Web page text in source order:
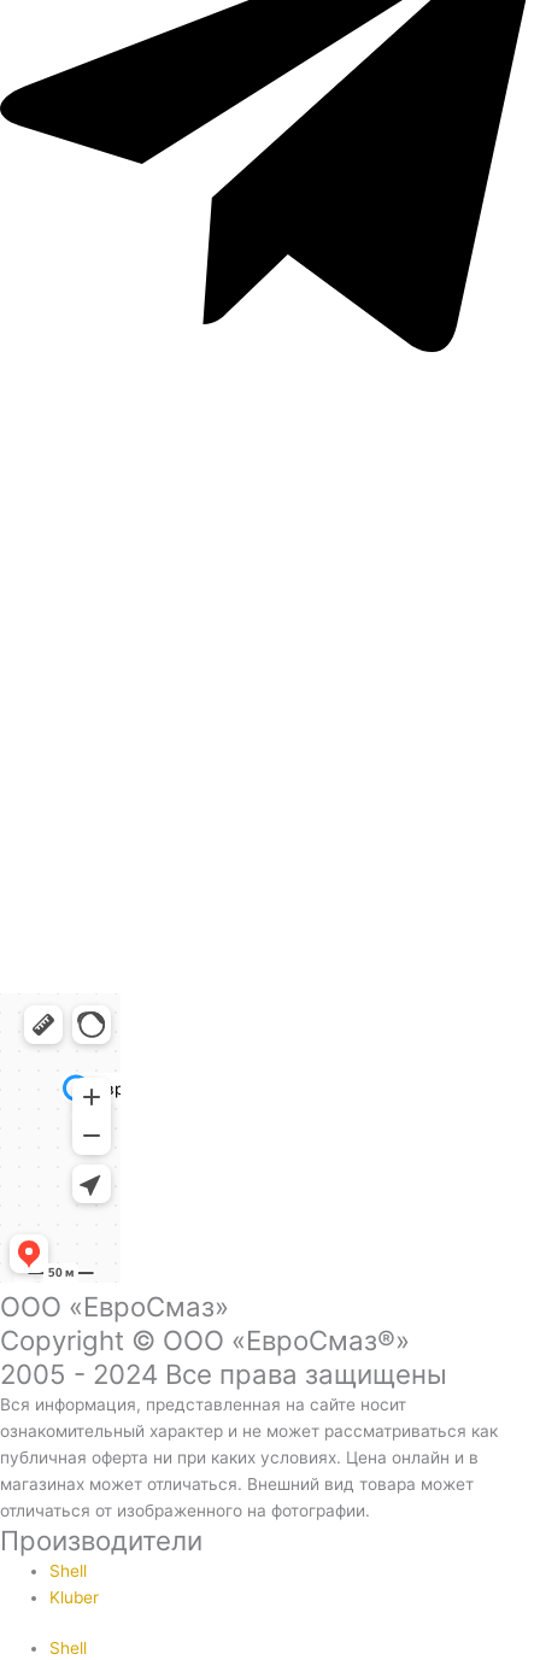
ООО «ЕвроСмаз»
Copyright © ООО «ЕвроСмаз®»
2005 - 2024 Все права защищены
Вся информация, представленная на сайте носит
ознакомительный характер и не может рассматриваться как
публичная оферта ни при каких условиях. Цена онлайн и в
магазинах может отличаться. Внешний вид товара может
отличаться от изображенного на фотографии.
Производители
Shell
Kluber
Shell